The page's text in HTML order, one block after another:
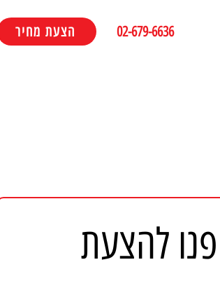
הצעת מחיר 02-679-6636